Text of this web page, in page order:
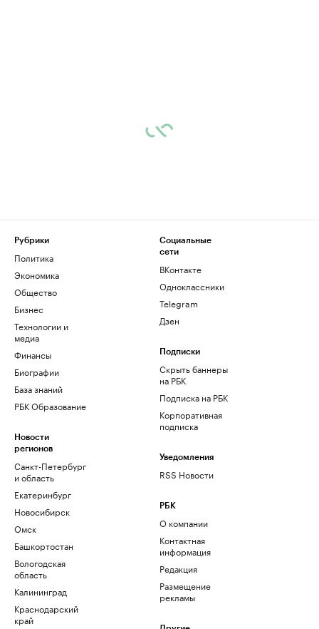
Рубрики
Политика
Экономика
Общество
Бизнес
Технологии и
медиа
Финансы
Биографии
База знаний
РБК Образование
Новости
регионов
Санкт-Петербург
и область
Екатеринбург
Новосибирск
Омск
Башкортостан
Вологодская
область
Калининград
Краснодарский
край
Социальные
сети
ВКонтакте
Одноклассники
Telegram
Дзен
Подписки
Скрыть баннеры
на РБК
Подписка на РБК
Корпоративная
подписка
Уведомления
RSS Новости
РБК
О компании
Контактная
информация
Редакция
Размещение
рекламы